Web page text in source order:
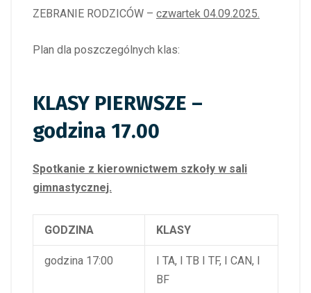
ZEBRANIE RODZICÓW – czwartek 04.09.2025.
Plan dla poszczególnych klas:
KLASY PIERWSZE –
godzina 17.00
Spotkanie z kierownictwem szkoły w sali
gimnastycznej.
GODZINA KLASY
godzina 17:00
I TA, I TB I TF, I CAN, I
BF